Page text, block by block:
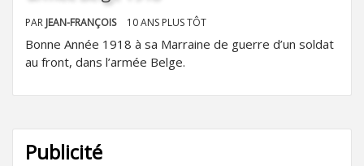
PAR JEAN-FRANÇOIS 10 ANS PLUS TÔT
Bonne Année 1918 à sa Marraine de guerre d’un soldat
au front, dans l’armée Belge.
Publicité